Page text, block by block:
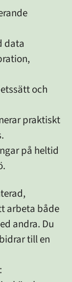
data
och
praktiskt
på heltid
arbeta både
andra. Du
till en